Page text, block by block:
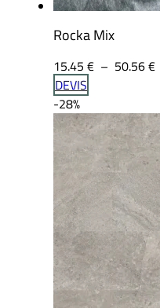
Rocka Mix
15.45 € – 50.56€
à
DEVIS
-28%